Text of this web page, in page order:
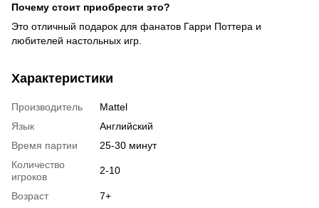
Почему стоит приобрести это?
Это отличный подарок для фанатов Гарри Поттера и
любителей настольных игр.
Характеристики
Производитель
Mattel
Язык
Английский
Время партии
25-30 минут
Количество
игроков
2-10
Возраст
7+